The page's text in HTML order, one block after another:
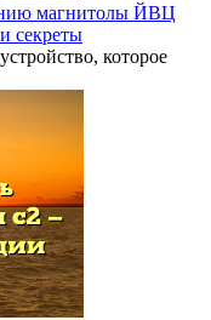
магнитолы ЙВЦ
секреты
которое